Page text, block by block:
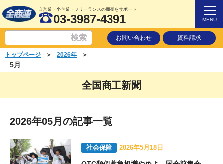
自営業・小企業・フリーランスの商売をサポート
03-3987-4391 MENU
お問い合わせ 資料請求
トップページ ＞ 2026年 ＞
5月
全国商工新聞
2026年05月の記事一覧
社会保障 2026年5月18日